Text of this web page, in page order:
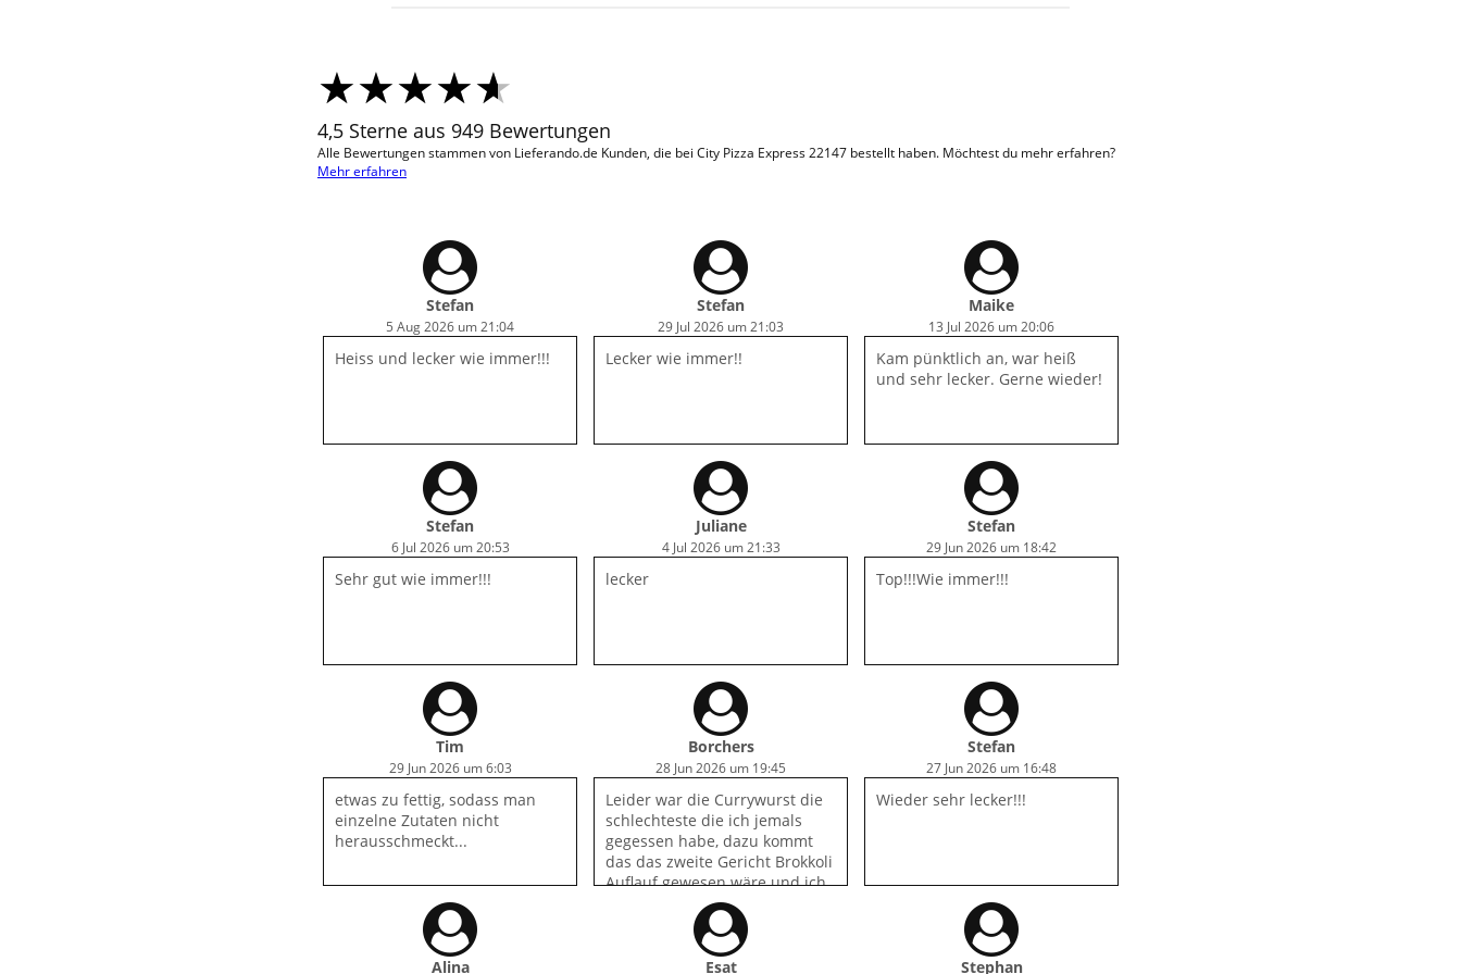
4,5 Sterne aus 949 Bewertungen
Alle Bewertungen stammen von Lieferando.de Kunden, die bei City Pizza Express 22147 bestellt haben. Möchtest du mehr erfahren?
Mehr erfahren
Stefan
5 Aug 2026 um 21:04
Heiss und lecker wie immer!!!
Stefan
29 Jul 2026 um 21:03
Lecker wie immer!!
Maike
13 Jul 2026 um 20:06
Kam pünktlich an, war heiß
und sehr lecker. Gerne wieder!
Stefan
6 Jul 2026 um 20:53
Sehr gut wie immer!!!
Juliane
4 Jul 2026 um 21:33
lecker
Stefan
29 Jun 2026 um 18:42
Top!!!Wie immer!!!
Tim
29 Jun 2026 um 6:03
etwas zu fettig, sodass man
einzelne Zutaten nicht
herausschmeckt...
Borchers
28 Jun 2026 um 19:45
Leider war die Currywurst die
schlechteste die ich jemals
gegessen habe, dazu kommt
das das zweite Gericht Brokkoli
Auflauf gewesen wäre und ich
Blumenkohl bekommen habe.
Das die Lieferung heute länger
gedauert hat, sei dahin
Stefan
27 Jun 2026 um 16:48
Wieder sehr lecker!!!
Alina Esat Stephan